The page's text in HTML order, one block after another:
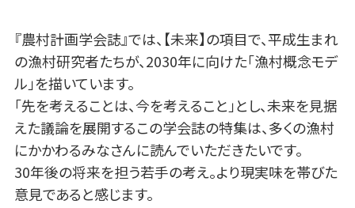
『農村計画学会誌』では、【未来】の項目で、平成生まれ
の漁村研究者たちが、2030年に向けた「漁村概念モデ
ル」を描いています。
「先を考えることは、今を考えること」とし、未来を見据
えた議論を展開するこの学会誌の特集は、多くの漁村
にかかわるみなさんに読んでいただきたいです。
30年後の将来を担う若手の考え。より現実味を帯びた
意見であると感じます。